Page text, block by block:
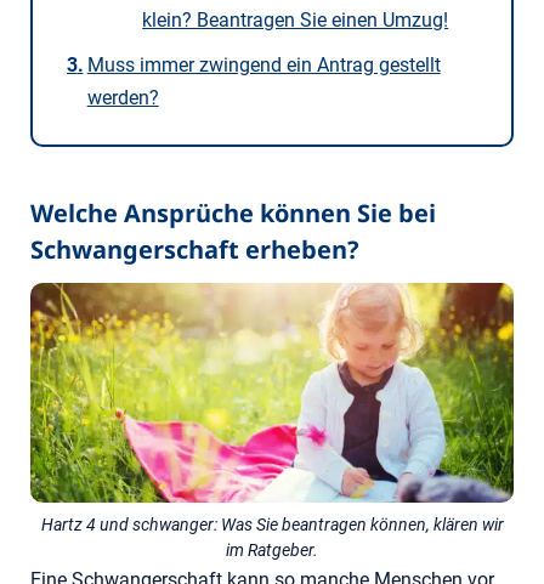
klein? Beantragen Sie einen Umzug!
Muss immer zwingend ein Antrag gestellt
werden?
Welche Ansprüche können Sie bei
Schwangerschaft erheben?
Hartz 4 und schwanger: Was Sie beantragen können, klären wir
im Ratgeber.